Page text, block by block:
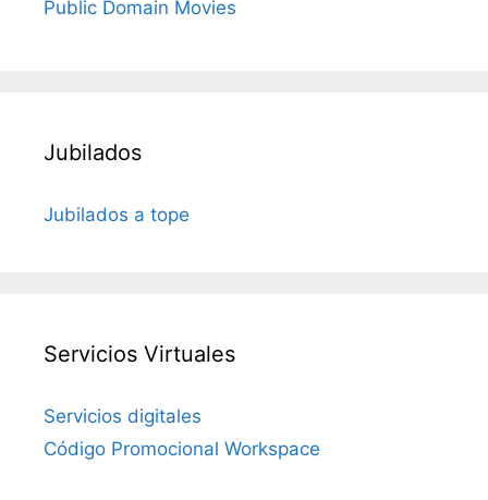
Public Domain Movies
Jubilados
Jubilados a tope
Servicios Virtuales
Servicios digitales
Código Promocional Workspace